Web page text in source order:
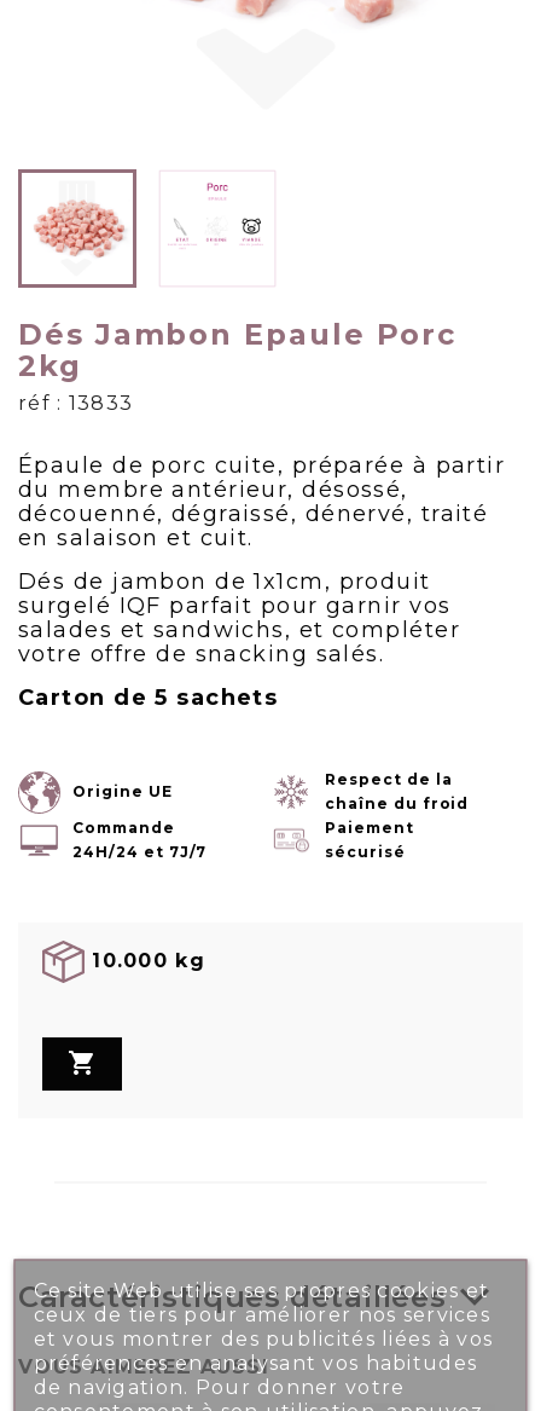
Dés Jambon Epaule Porc
2kg
réf : 13833
Épaule de porc cuite, préparée à partir
du membre antérieur, désossé,
découenné, dégraissé, dénervé, traité
en salaison et cuit.
Dés de jambon de 1x1cm, produit
surgelé IQF parfait pour garnir vos
salades et sandwichs, et compléter
votre offre de snacking salés.
Carton de 5 sachets
Origine UE
Respect de la
chaîne du froid
Commande
24H/24 et 7J/7
Paiement
sécurisé
10.000 kg

Caractéristiques détaillées
VOUS AIMEREZ AUSSI
Ce site Web utilise ses propres cookies et
ceux de tiers pour améliorer nos services
et vous montrer des publicités liées à vos
préférences en analysant vos habitudes
de navigation. Pour donner votre